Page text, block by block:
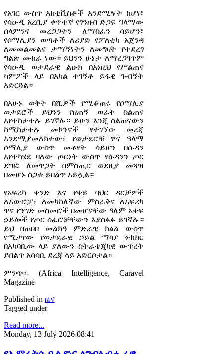
የአገር ውስጥ አክቲቪስቶች እንደሚሉት ከሆነ፣
የሳዑዲ አረቢያ ቀጥተኛ የገንዘብ ድጋፍ ዓላማው
ሰላምንና መረጋጋትን ለማስፈን ሳይሆን፣
የሶማሊያን ወጣቶች ለሪያድ የፖለቲካ አጀንዳ
ለመመልመልና ታማኝነትን ለመግዛት የተደረገ
ግልጽ ሙከራ ነው። ይህንን ሁኔታ ለማረጋገጥም
የሳዑዲ ወታደራዊ ልዑክ በእነዚህ የሥልጠና
ካምፖች ላይ በአካል ተገኝቶ ይፋዊ ጉብኝት
አድርጓል።
በአሁኑ ወቅት በሺዎች የሚቆጠሩ የሶማሊያ
ወታደሮች ይህንን የዘጠኝ ወራት ስልጠና
እየተከታተሉ ይገኛሉ። ይሁን እንጂ ስልጠናውን
ከሚከታተሉ መኮንኖች የተገኘው መረጃ
እንደሚያመለክተው፣ የወታደሮቹ ዋና ዓላማ
ሶማሊያ ውስጥ መቆየት ሳይሆን በሱዳን
እየተካሄደ ባለው ጦርነት ውስጥ የሱዳንን ጦር
ደግፎ ለመዋጋት በምስጢር ወደዚያ መጓዝ
በመሆኑ ስጋቱ ይበልጥ አይሏል።
የአፍሪካ ቀንድ እና የቀይ ባህር ዳርቻዎች
ለአውሮፓ፣ ለመካከለኛው ምስራቅና ለአፍሪካ
ዋና የንግድ መስመሮች በመሆናቸው ዓለም አቀፍ
ኃይሎች የጦር ሰፈሮቻቸውን እያስፋፉ ይገኛሉ።
ይህ በጠበበ መልክዓ ምድራዊ ክልል ውስጥ
የሚታየው የወታደራዊ ኃይል ማሳያ ፉክክር
በአካባቢው ላይ ያለውን ስትራቴጂካዊ ውጥረት
ይበልጥ አሳሳቢ ደረጃ ላይ አድርሶታል።
ምንጭ፡- (Africa Intelligence, Caravel
Magazine
Published in ዜና
Tagged under
Read more...
Monday, 13 July 2026 08:41